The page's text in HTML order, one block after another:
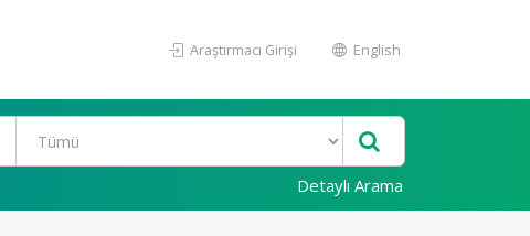
Araştırmacı Girişi English
Detaylı Arama